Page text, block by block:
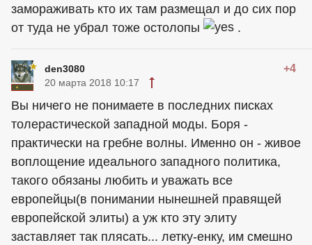
замораживать кто их там размещал и до сих пор
от туда не убрал тоже остолопы
.
den3080 +4
20 марта 2018 10:17
Вы ничего не понимаете в последних писках
толерастической западной моды. Боря -
практически на гребне волны. Именно он - живое
воплощение идеального западного политика,
такого обязаны любить и уважать все
европейцы(в понимании нынешней правящей
европейской элиты) а уж кто эту элиту
заставляет так плясать... летку-енку, им смешно